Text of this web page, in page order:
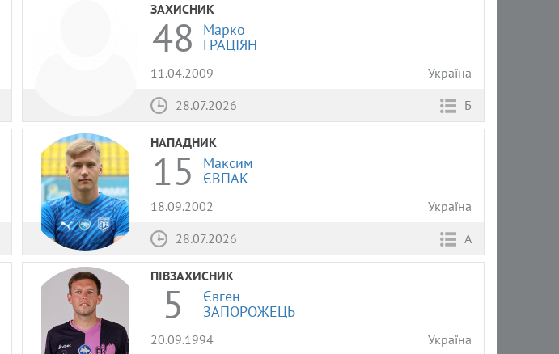
ЗАХИСНИК
48
Марко
ГРАЦІЯН
11.04.2009
Україна
28.07.2026
Б
НАПАДНИК
15
Максим
ЄВПАК
18.09.2002
Україна
28.07.2026
А
ПІВЗАХИСНИК
5
Євген
ЗАПОРОЖЕЦЬ
20.09.1994
Україна